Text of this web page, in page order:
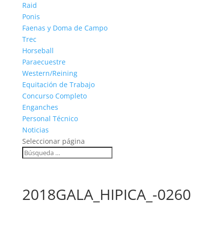
Raid
Ponis
Faenas y Doma de Campo
Trec
Horseball
Paraecuestre
Western/Reining
Equitación de Trabajo
Concurso Completo
Enganches
Personal Técnico
Noticias
Seleccionar página
2018GALA_HIPICA_-0260